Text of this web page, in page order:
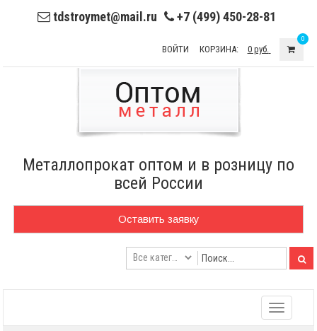
tdstroymet@mail.ru +7 (499) 450-28-81
ВОЙТИ КОРЗИНА: 0 руб.
0
Металлопрокат оптом и в розницу по
всей России
Оставить заявку
Toggle